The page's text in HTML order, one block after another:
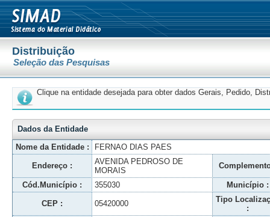
Distribuição
Seleção das Pesquisas
Clique na entidade desejada para obter dados Gerais, Pedido,
Dados da Entidade
Nome da Entidade :
FERNAO DIAS PAES
Endereço :
AVENIDA PEDROSO DE
MORAIS
Cód.Município : 355030 Município :
CEP : 05420000
Tipo
: